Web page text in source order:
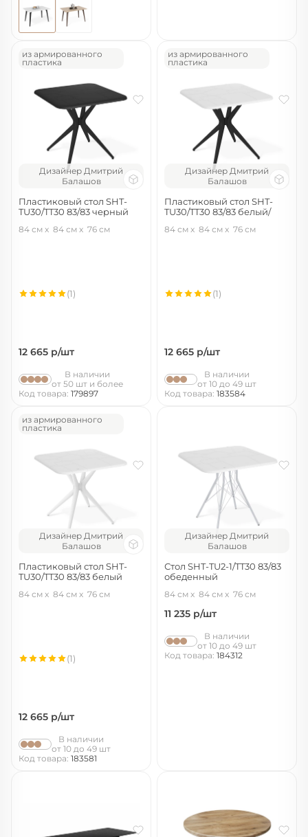
из армированного
пластика
Дизайнер Дмитрий
Балашов
Пластиковый стол SHT-
TU30/TT30 83/83 черный
84 см 84 см 76 см
12 665 р/шт
(1)
В наличии
от 50 шт и более
Код товара: 179897
из армированного
пластика
Дизайнер Дмитрий
Балашов
Пластиковый стол SHT-
TU30/TT30 83/83 белый/
белый/черный
84 см 84 см 76 см
12 665 р/шт
(1)
В наличии
от 10 до 49 шт
Код товара: 183584
из армированного
пластика
Дизайнер Дмитрий
Балашов
Пластиковый стол SHT-
TU30/TT30 83/83 белый
84 см 84 см 76 см
12 665 р/шт
(1)
В наличии
от 10 до 49 шт
Код товара: 183581
Дизайнер Дмитрий
Балашов
Стол SHT-TU2-1/TT30 83/83
обеденный
84 см 84 см 76 см
11 235 р/шт
В наличии
от 10 до 49 шт
Код товара: 184312